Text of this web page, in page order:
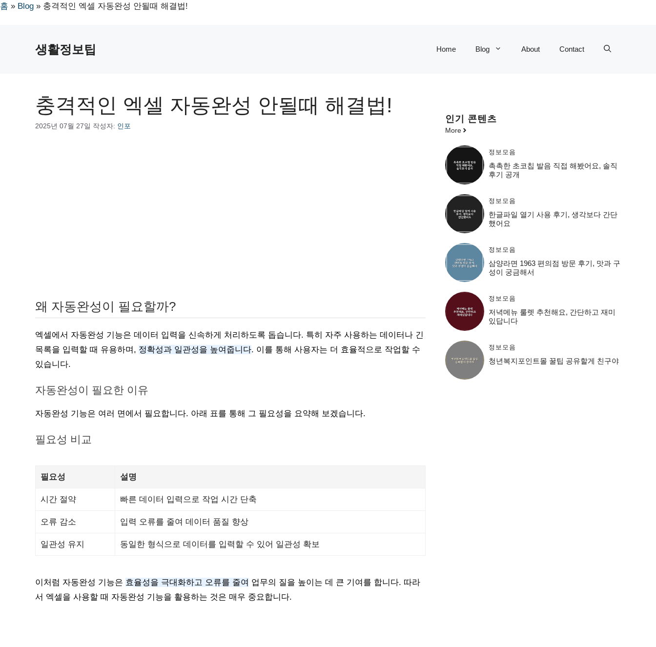
홈 » Blog » 충격적인 엑셀 자동완성 안될때 해결법!
생활정보팁 Home Blog About Contact
충격적인 엑셀 자동완성 안될때 해결법!
2025년 07월 27일 작성자: 인포
왜 자동완성이 필요할까?
엑셀에서 자동완성 기능은 데이터 입력을 신속하게 처리하도록 돕습니다. 특히 자주 사용하는 데이터나 긴
목록을 입력할 때 유용하며, 정확성과 일관성을 높여줍니다. 이를 통해 사용자는 더 효율적으로 작업할 수
있습니다.
자동완성이 필요한 이유
자동완성 기능은 여러 면에서 필요합니다. 아래 표를 통해 그 필요성을 요약해 보겠습니다.
필요성 비교
필요성 설명
시간 절약 빠른 데이터 입력으로 작업 시간 단축
오류 감소 입력 오류를 줄여 데이터 품질 향상
일관성 유지 동일한 형식으로 데이터를 입력할 수 있어 일관성 확보
이처럼 자동완성 기능은 효율성을 극대화하고 오류를 줄여 업무의 질을 높이는 데 큰 기여를 합니다. 따라
서 엑셀을 사용할 때 자동완성 기능을 활용하는 것은 매우 중요합니다.
인기 콘텐츠
More
정보모음
촉촉한 초코칩 발음 직접 해봤어요, 솔직
후기 공개
정보모음
한글파일 열기 사용 후기, 생각보다 간단
했어요
정보모음
삼양라면 1963 편의점 방문 후기, 맛과 구
성이 궁금해서
정보모음
저녁메뉴 룰렛 추천해요, 간단하고 재미
있답니다
정보모음
청년복지포인트몰 꿀팁 공유할게 친구야